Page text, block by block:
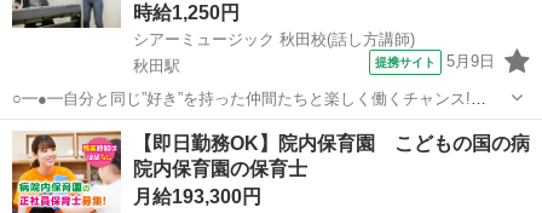
時給1,250円
シアーミュージック 秋田校(話し方講師)
秋田駅
提携サイト 5月9日
○━●━自分と同じ”好き”を持った仲間たちと楽しく働くチャンス!
━●━○ 【シアーミュージック】で講師を募集中! 弊社は、音楽や声に
関する幅広いレッスンを行っています。 ひとりひとりが自分の夢や目
標に向かって羽ばたけるお...
秋田 秋田市 秋田駅 インストラクター
【即日勤務OK】院内保育園 こどもの国の病
院内保育園の保育士
月給193,300円